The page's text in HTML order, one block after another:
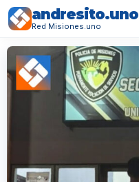
andresito.uno
Red Misiones.uno